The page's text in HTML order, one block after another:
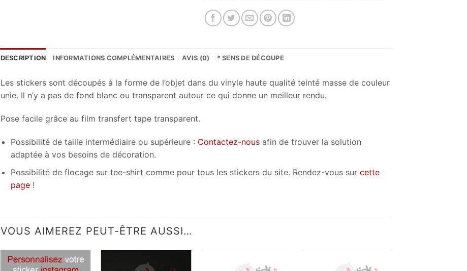
DESCRIPTION INFORMATIONS COMPLÉMENTAIRES AVIS (0) * SENS DE DÉCOUPE
Les stickers sont découpés à la forme de l’objet dans du vinyle haute qualité teinté masse de couleur
unie. Il n’y a pas de fond blanc ou transparent autour ce qui donne un meilleur rendu.
Pose facile grâce au film transfert tape transparent.
Possibilité de taille intermédiaire ou supérieure : Contactez-nous afin de trouver la solution
adaptée à vos besoins de décoration.
Possibilité de flocage sur tee-shirt comme pour tous les stickers du site. Rendez-vous surcette
page !
VOUS AIMEREZ PEUT-ÊTRE AUSSI…